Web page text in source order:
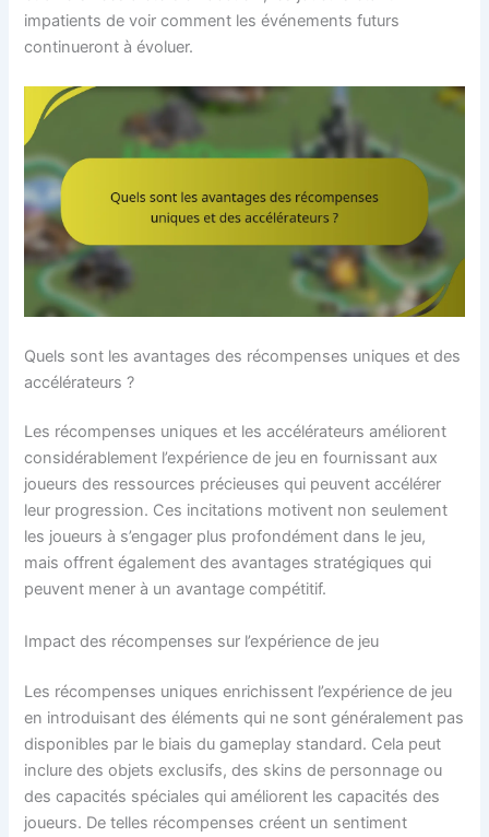
impatients de voir comment les événements futurs
continueront à évoluer.
Quels sont les avantages des récompenses uniques et des
accélérateurs ?
Les récompenses uniques et les accélérateurs améliorent
considérablement l’expérience de jeu en fournissant aux
joueurs des ressources précieuses qui peuvent accélérer
leur progression. Ces incitations motivent non seulement
les joueurs à s’engager plus profondément dans le jeu,
mais offrent également des avantages stratégiques qui
peuvent mener à un avantage compétitif.
Impact des récompenses sur l’expérience de jeu
Les récompenses uniques enrichissent l’expérience de jeu
en introduisant des éléments qui ne sont généralement pas
disponibles par le biais du gameplay standard. Cela peut
inclure des objets exclusifs, des skins de personnage ou
des capacités spéciales qui améliorent les capacités des
joueurs. De telles récompenses créent un sentiment